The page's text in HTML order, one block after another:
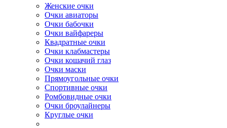
Женские очки
Очки авиаторы
Очки бабочки
Очки вайфареры
Квадратные очки
Очки клабмастеры
Очки кошачий глаз
Очки маски
Прямоугольные очки
Спортивные очки
Ромбовидные очки
Очки броулайнеры
Круглые очки